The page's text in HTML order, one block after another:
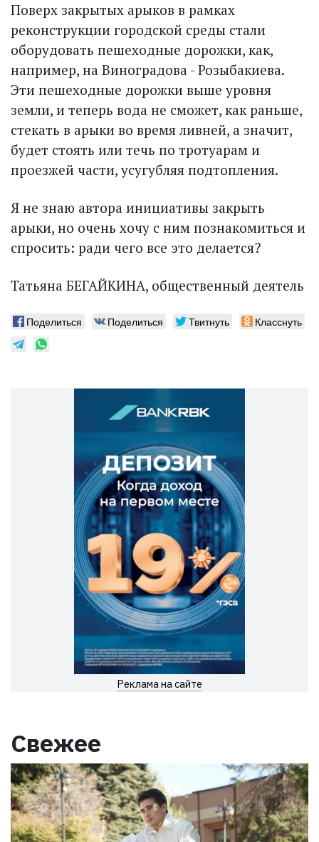
Поверх закрытых арыков в рамках
реконструкции городской среды стали
оборудовать пешеходные дорожки, как,
например, на Виноградова - Розыбакиева.
Эти пешеходные дорожки выше уровня
земли, и теперь вода не сможет, как раньше,
стекать в арыки во время ливней, а значит,
будет стоять или течь по тротуарам и
проезжей части, усугубляя подтопления.
Я не знаю автора инициативы закрыть
арыки, но очень хочу с ним познакомиться и
спросить: ради чего все это делается?
Татьяна БЕГАЙКИНА, общественный деятель
Поделиться Поделиться Твитнуть Класснуть
Реклама на сайте
Свежее